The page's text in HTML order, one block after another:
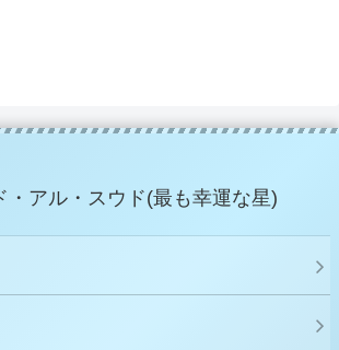
・アル・スウド(最も幸運な星)